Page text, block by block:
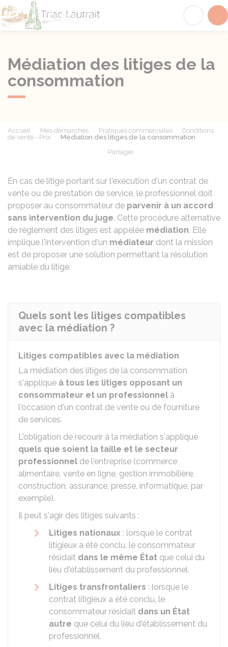
Médiation des litiges de la
consommation
Accueil Mes démarches Pratiques commerciales
Conditions
de vente - Prix
Médiation des litiges de la consommation
Partager
En cas de litige portant sur l'exécution d'un contrat de
vente ou de prestation de service, le professionnel doit
proposer au consommateur de parvenir à un accord
sans intervention du juge. Cette procédure alternative
de règlement des litiges est appelée médiation. Elle
implique l'intervention d'un médiateur dont la mission
est de proposer une solution permettant la résolution
amiable du litige.
Quels sont les litiges compatibles
avec la médiation ?
Litiges compatibles avec la médiation
La médiation des litiges de la consommation
s'applique à tous les litiges opposant un
consommateur et un professionnel à
l'occasion d'un contrat de vente ou de fourniture
de services.
L'obligation de recourir à la médiation s'applique
quels que soient la taille et le secteur
professionnel de l'entreprise (commerce
alimentaire, vente en ligne, gestion immobilière,
construction, assurance, presse, informatique, par
exemple).
Il peut s'agir des litiges suivants :
Litiges nationaux : lorsque le contrat
litigieux a été conclu, le consommateur
résidait dans le même État que celui du
lieu d'établissement du professionnel.
Litiges transfrontaliers : lorsque le
contrat litigieux a été conclu, le
consommateur résidait dans un État
autre que celui du lieu d'établissement du
professionnel.